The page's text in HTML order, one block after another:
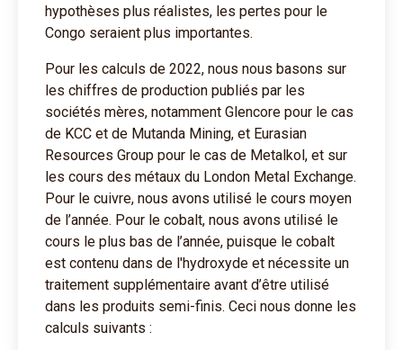
hypothèses plus réalistes, les pertes pour le
Congo seraient plus importantes.
Pour les calculs de 2022, nous nous basons sur
les chiffres de production publiés par les
sociétés mères, notamment Glencore pour le cas
de KCC et de Mutanda Mining, et Eurasian
Resources Group pour le cas de Metalkol, et sur
les cours des métaux du London Metal Exchange.
Pour le cuivre, nous avons utilisé le cours moyen
de l’année. Pour le cobalt, nous avons utilisé le
cours le plus bas de l’année, puisque le cobalt
est contenu dans de l'hydroxyde et nécessite un
traitement supplémentaire avant d’être utilisé
dans les produits semi-finis. Ceci nous donne les
calculs suivants :